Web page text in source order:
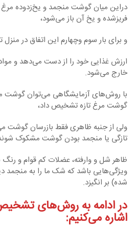
دراین میان گوشت منجمد و یخ‌زدوده مرغ
فریزشده و یخ آن باز می‌شود،
و برای بار سوم وچهارم این اتفاق در منزل
ارزش غذایی خود را از دست می‌دهد و
خارج می‌شود.
با روش‌های آزمایشگاهی می‌توان گوشت
گوشت مرغ تازه تشخیص داد،
ولی از جنبه ظاهری فقط بازرسان گوشت
تازگی یا منجمد بودن گوشت مشکوک
ظاهر شل و وارفته، عضلات کم قوام و
ویژگی‌هایی باشد که شک ما را به منجمد
شده) بر انگیزد.
در ادامه به روش‌های
اشاره می‌کنیم: